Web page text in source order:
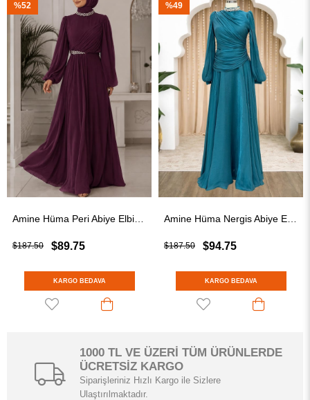
Amine Hüma Peri Abiye Elbise Mürdüm Amine Hüma Nergis Abiye Elbise Turkuaz
$187.50
KARGO BEDAVA
%49
$187.50
KARGO BEDAVA
%52
1000 TL VE ÜZERİ TÜM ÜRÜNLERDE
ÜCRETSİZ KARGO
Siparişleriniz Hızlı Kargo ile Sizlere
Ulaştırılmaktadır.